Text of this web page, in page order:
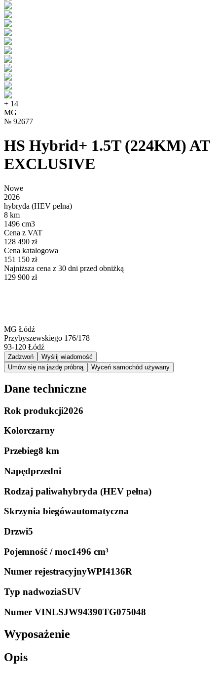
+ 14
MG
№ 92677
HS Hybrid+ 1.5T (224KM) AT
EXCLUSIVE
Nowe
2026
hybryda (HEV pełna)
8 km
1496 cm3
Cena z VAT
128 490 zł
Cena katalogowa
151 150 zł
Najniższa cena z 30 dni przed obniżką
129 900 zł
MG Łódź
Przybyszewskiego 176/178
93-120 Łódź
Zadzwoń
Wyślij wiadomość
Umów się na jazdę próbną
Wyceń samochód używany
Dane techniczne
Rok produkcji2026
Kolorczarny
Przebieg8 km
Napędprzedni
Rodzaj paliwahybryda (HEV pełna)
Skrzynia biegówautomatyczna
Drzwi5
Pojemność / moc1496 cm³
Numer rejestracyjnyWPI4136R
Typ nadwoziaSUV
Numer VINLSJW94390TG075048
Wyposażenie
Opis